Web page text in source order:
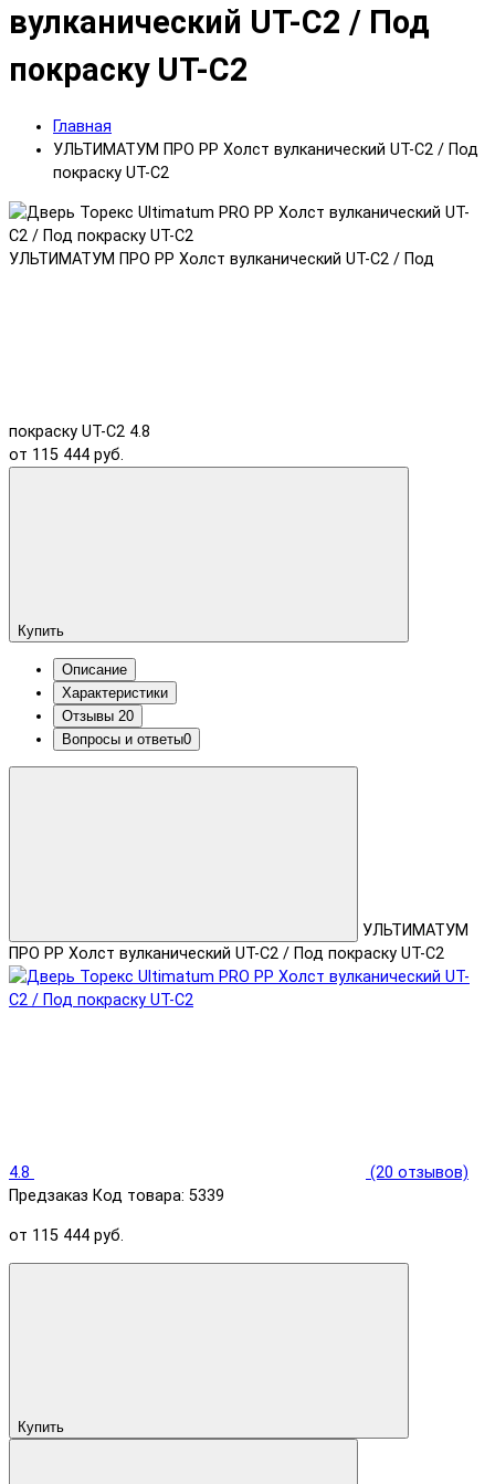
вулканический UT-C2 / Под
покраску UT-C2
Главная
УЛЬТИМАТУМ ПРО PP Холст вулканический UT-C2 / Под
покраску UT-C2
УЛЬТИМАТУМ ПРО PP Холст вулканический UT-C2 / Под
покраску UT-C2 4.8
от 115 444 руб.
Купить
Описание
Характеристики
Отзывы 20
Вопросы и ответы0
УЛЬТИМАТУМ
ПРО PP Холст вулканический UT-C2 / Под покраску UT-C2
4.8
(20 отзывов)
Предзаказ Код товара: 5339
от 115 444 руб.
Купить